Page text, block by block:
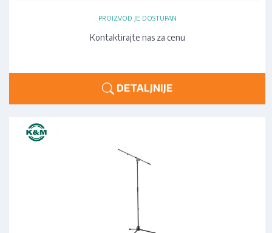
PROIZVOD JE DOSTUPAN
Kontaktirajte nas za cenu
DETALJNIJE